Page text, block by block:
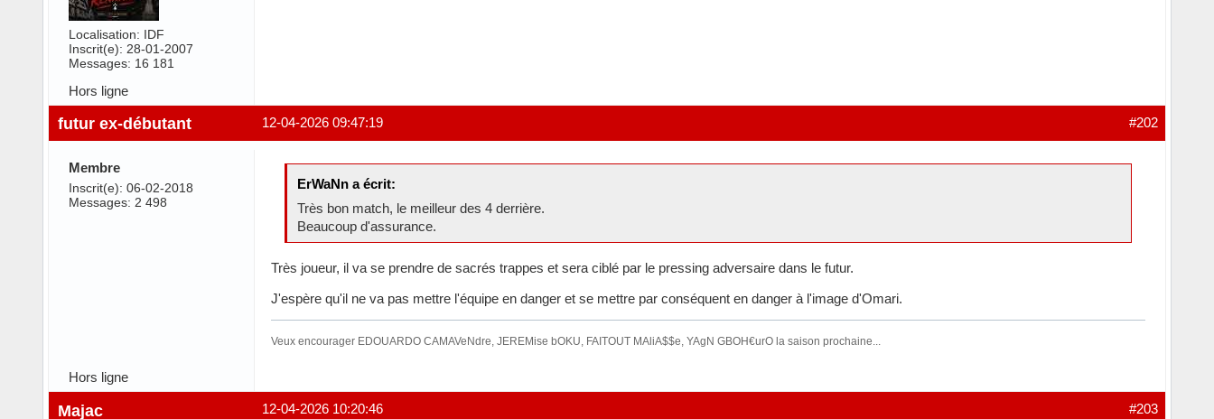
Localisation: IDF
Inscrit(e): 28-01-2007
Messages: 16 181
Hors ligne
#202
12-04-2026 09:47:19
futur ex-débutant
Membre
Inscrit(e): 06-02-2018
Messages: 2 498
ErWaNn a écrit:
Très bon match, le meilleur des 4 derrière.
Beaucoup d'assurance.
Très joueur, il va se prendre de sacrés trappes et sera ciblé par le pressing adversaire dans le futur.
J'espère qu'il ne va pas mettre l'équipe en danger et se mettre par conséquent en danger à l'image d'Omari.
Veux encourager EDOUARDO CAMAVeNdre, JEREMise bOKU, FAITOUT MAliA$$e, YAgN GBOH€urO la saison prochaine...
Hors ligne
#203
12-04-2026 10:20:46
Majac